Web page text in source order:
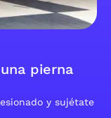
pierna
y sujétate